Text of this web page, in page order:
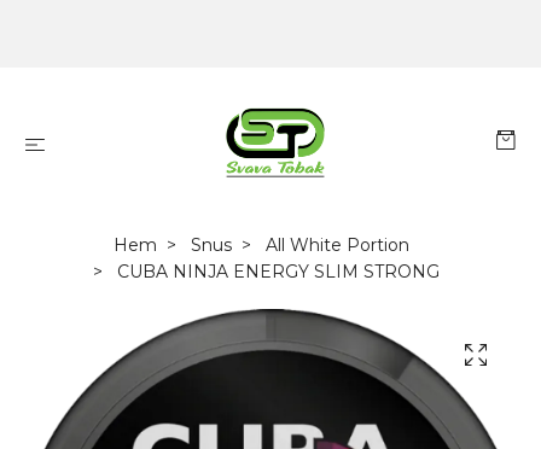
Hem Snus
All White Portion
CUBA NINJA ENERGY SLIM STRONG